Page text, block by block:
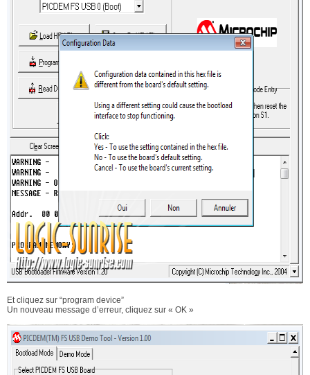
Et cliquez sur “program device”
Un nouveau message d’erreur, cliquez sur « OK »